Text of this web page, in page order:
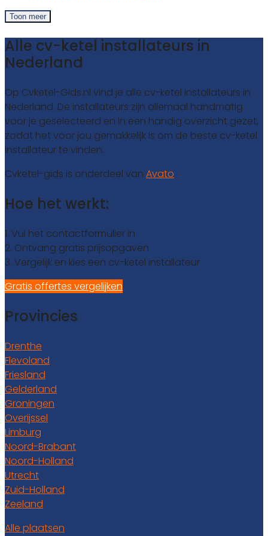
Toon meer
Alle cv-ketel installateurs in
Nederland
Op Cvketel-Gids.nl vind je alle cv-ketel installateurs in
Nederland. De installateurs zijn allemaal handmatig
voor je geselecteerd en in een handig overzicht gezet,
zodat het voor jou gemakkelijk is om de beste cv-ketel
installateur te vinden.
Cvketel-gids is onderdeel van Avato
Hoe het werkt:
1. Vul het contactformulier in
2. Ontvang gratis prijsopgaven
3. Vergelijk en kies een cv-ketel installateur
Gratis offertes vergelijken
Provincies
Drenthe
Flevoland
Friesland
Gelderland
Groningen
Overijssel
Limburg
Noord-Brabant
Noord-Holland
Utrecht
Zuid-Holland
Zeeland
Alle plaatsen